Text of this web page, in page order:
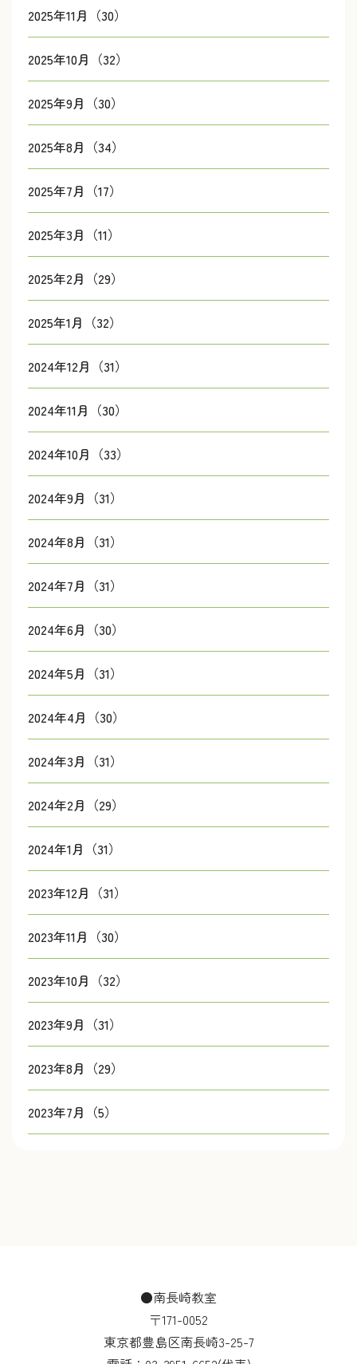
2025年11月（30）
2025年10月（32）
2025年9月（30）
2025年8月（34）
2025年7月（17）
2025年3月（11）
2025年2月（29）
2025年1月（32）
2024年12月（31）
2024年11月（30）
2024年10月（33）
2024年9月（31）
2024年8月（31）
2024年7月（31）
2024年6月（30）
2024年5月（31）
2024年4月（30）
2024年3月（31）
2024年2月（29）
2024年1月（31）
2023年12月（31）
2023年11月（30）
2023年10月（32）
2023年9月（31）
2023年8月（29）
2023年7月（5）
●南長崎教室
〒171-0052
東京都豊島区南長崎3-25-7